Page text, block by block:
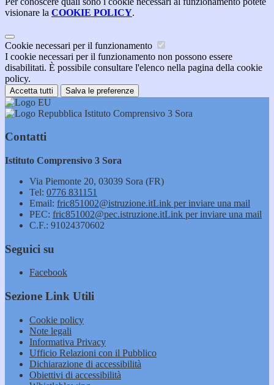
visionare la COOKIE POLICY.
Cookie necessari per il funzionamento
I cookie necessari per il funzionamento non possono essere
disabilitati. È possibile consultare l'elenco nella pagina della cookie
policy.
Accetta tutti Salva le preferenze
Istituto Comprensivo 3 Sora
Contatti
Istituto Comprensivo 3 Sora
Via Piemonte 20, 03039 Sora (FR)
Tel: 0776 831151
Email: fric851002@istruzione.itLink per inviare una mail
PEC: fric851002@pec.istruzione.itLink per inviare una mail
C.F.: 91024370602
Seguici su
Facebook
Sezione Link Utili
Cookie policy
Note legali
Informativa Privacy
Ufficio Relazioni con il Pubblico
Dichiarazione di accessibilità
Obiettivi di accessibilità